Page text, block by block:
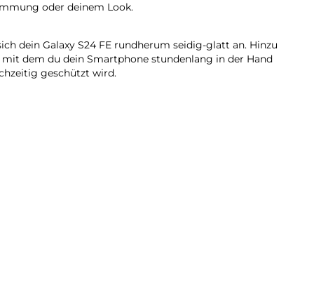
oder deinem Look.
dein Galaxy S24 FE rundherum seidig-glatt an. Hinzu
dem du dein Smartphone stundenlang in der Hand
geschützt wird.